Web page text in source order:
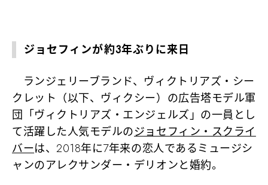
ジョセフィンが約3年ぶりに来日
ランジェリーブランド、ヴィクトリアズ・シー
クレット（以下、ヴィクシー）の広告塔モデル軍
団「ヴィクトリアズ・エンジェルズ」の一員とし
て活躍した人気モデルのジョセフィン・スクライ
バーは、2018年に7年来の恋人であるミュージシ
ャンのアレクサンダー・デリオンと婚約。